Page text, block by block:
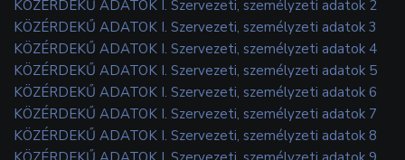
KÖZÉRDEKŰ ADATOK I. Szervezeti, személyzeti adatok 2
KÖZÉRDEKŰ ADATOK I. Szervezeti, személyzeti adatok 3
KÖZÉRDEKŰ ADATOK I. Szervezeti, személyzeti adatok 4
KÖZÉRDEKŰ ADATOK I. Szervezeti, személyzeti adatok 5
KÖZÉRDEKŰ ADATOK I. Szervezeti, személyzeti adatok 6
KÖZÉRDEKŰ ADATOK I. Szervezeti, személyzeti adatok 7
KÖZÉRDEKŰ ADATOK I. Szervezeti, személyzeti adatok 8